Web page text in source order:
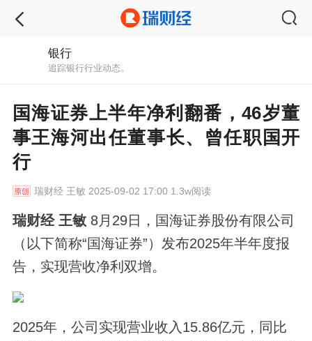
银行
追踪银行行业动态。
国海证券上半年净利翻番，46岁董
事王海河出任董事长、曾任职国开
行
瑞财经王敏 2025-09-02 17:00 1.3w阅读
瑞财经 王敏 8月29日，国海证券股份有限公司
（以下简称“国海证券”）发布2025年半年度报
告，实现营收净利双增。
2025年，公司实现营业收入15.86亿元，同比